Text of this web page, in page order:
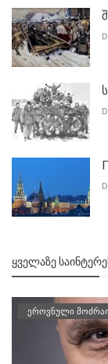
ᲧᲕᲔᲚᲐᲖᲔ
ეროვნული